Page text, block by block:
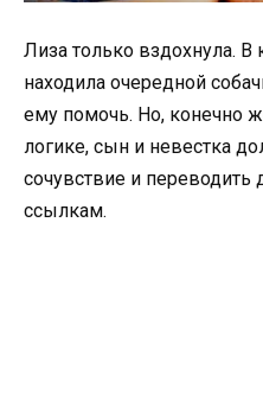
Лиза только вздохнула. В
находила очередной
ему помочь. Но, конечно
логике, сын и невестка
сочувствие и
ссылкам.